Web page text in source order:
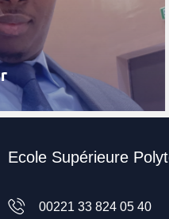
Mme FAYE née Louise
secrétaire du
Gestion
Ecole Supérieure
00221 33 824 05 40